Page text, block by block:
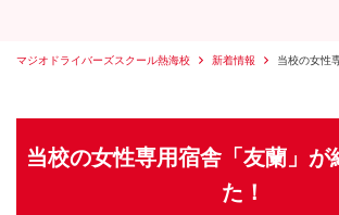
マジオドライバーズスクール熱海校 新着情報 当校の女性
当校の女性専用宿舎「友蘭」が
た！